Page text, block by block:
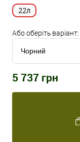
22л
Або оберіть варіант:
5 737 грн